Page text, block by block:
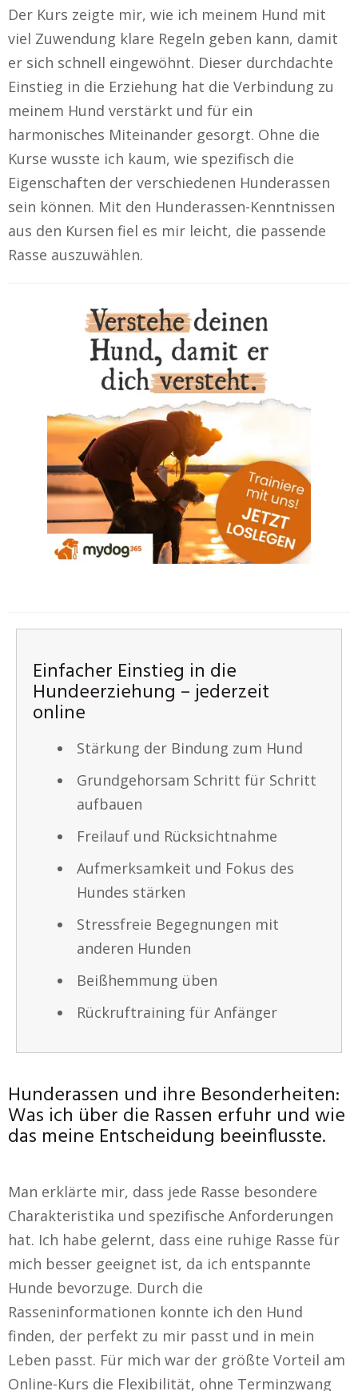
Der Kurs zeigte mir, wie ich meinem Hund mit
viel Zuwendung klare Regeln geben kann, damit
er sich schnell eingewöhnt. Dieser durchdachte
Einstieg in die Erziehung hat die Verbindung zu
meinem Hund verstärkt und für ein
harmonisches Miteinander gesorgt. Ohne die
Kurse wusste ich kaum, wie spezifisch die
Eigenschaften der verschiedenen Hunderassen
sein können. Mit den Hunderassen-Kenntnissen
aus den Kursen fiel es mir leicht, die passende
Rasse auszuwählen.
Einfacher Einstieg in die
Hundeerziehung – jederzeit
online
Stärkung der Bindung zum Hund
Grundgehorsam Schritt für Schritt
aufbauen
Freilauf und Rücksichtnahme
Aufmerksamkeit und Fokus des
Hundes stärken
Stressfreie Begegnungen mit
anderen Hunden
Beißhemmung üben
Rückruftraining für Anfänger
Hunderassen und ihre Besonderheiten:
Was ich über die Rassen erfuhr und wie
das meine Entscheidung beeinflusste.
Man erklärte mir, dass jede Rasse besondere
Charakteristika und spezifische Anforderungen
hat. Ich habe gelernt, dass eine ruhige Rasse für
mich besser geeignet ist, da ich entspannte
Hunde bevorzuge. Durch die
Rasseninformationen konnte ich den Hund
finden, der perfekt zu mir passt und in mein
Leben passt. Für mich war der größte Vorteil am
Online-Kurs die Flexibilität, ohne Terminzwang